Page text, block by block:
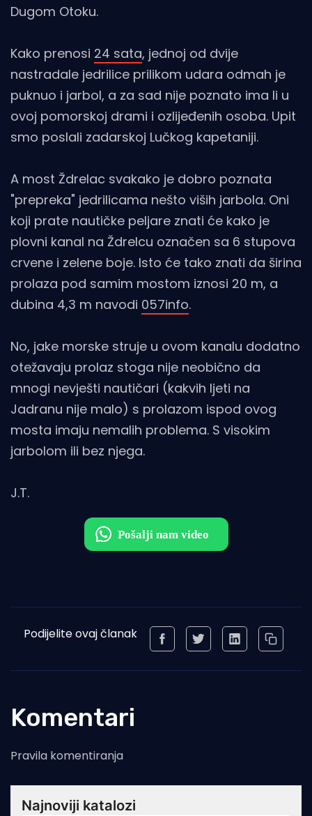
Dugom Otoku.
Kako prenosi 24 sata, jednoj od dvije
nastradale jedrilice prilikom udara odmah je
puknuo i jarbol, a za sad nije poznato ima li u
ovoj pomorskoj drami i ozlijeđenih osoba. Upit
smo poslali zadarskoj Lučkog kapetaniji.
A most Ždrelac svakako je dobro poznata
"prepreka" jedrilicama nešto viših jarbola. Oni
koji prate nautičke peljare znati će kako je
plovni kanal na Ždrelcu označen sa 6 stupova
crvene i zelene boje. Isto će tako znati da širina
prolaza pod samim mostom iznosi 20 m, a
dubina 4,3 m navodi 057info.
No, jake morske struje u ovom kanalu dodatno
otežavaju prolaz stoga nije neobično da
mnogi nevješti nautičari (kakvih ljeti na
Jadranu nije malo) s prolazom ispod ovog
mosta imaju nemalih problema. S visokim
jarbolom ili bez njega.
J.T.
Podijelite ovaj članak
Komentari
Pravila komentiranja